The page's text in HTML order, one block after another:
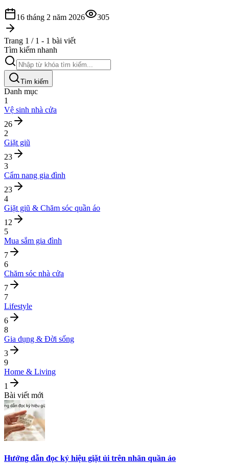
16 tháng 2 năm 2026 305
Trang 1 / 1 - 1 bài viết
Tìm kiếm nhanh
Tìm kiếm
Danh mục
1
Vệ sinh nhà cửa
26
2
Giặt giũ
23
3
Cẩm nang gia đình
23
4
Giặt giũ & Chăm sóc quần áo
12
5
Mua sắm gia đình
7
6
Chăm sóc nhà cửa
7
7
Lifestyle
6
8
Gia dụng & Đời sống
3
9
Home & Living
1
Bài viết mới
Hướng dẫn đọc ký hiệu giặt ủi trên nhãn quần áo